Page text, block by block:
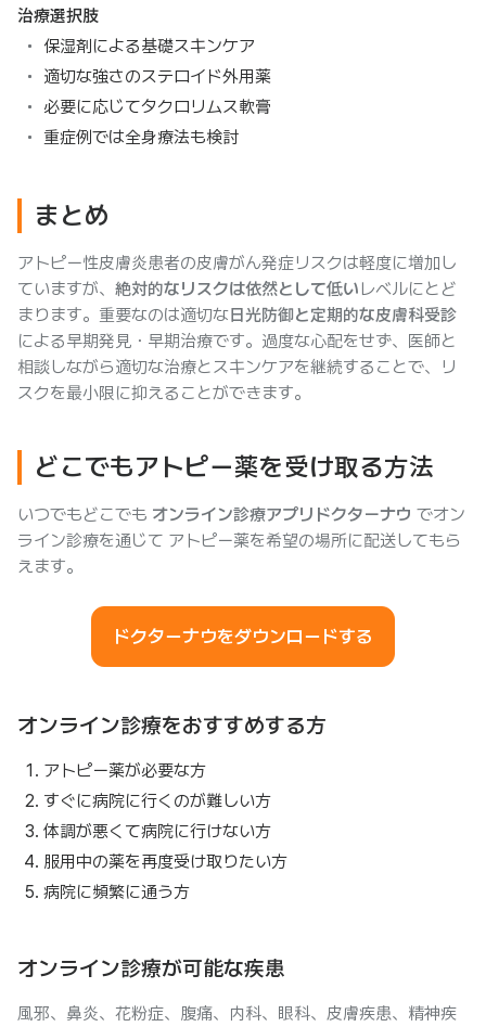
治療選択肢
保湿剤による基礎スキンケア
適切な強さのステロイド外用薬
必要に応じてタクロリムス軟膏
重症例では全身療法も検討
まとめ
アトピー性皮膚炎患者の皮膚がん発症リスクは軽度に増加し
ていますが、 絶対的なリスクは依然として低い レベルにとど
まります。重要なのは適切な日光防御と定期的な皮膚科受診
による早期発見・早期治療です。過度な心配をせず、医師と
相談しながら適切な治療とスキンケアを継続することで、リ
スクを最小限に抑えることができます。
どこでもアトピー薬を受け取る方法
いつでもどこでも オンライン診療アプリドクターナウ でオン
ライン診療を通じて アトピー薬を希望の場所に配送してもら
えます。
ドクターナウをダウンロードする
オンライン診療をおすすめする方
アトピー薬が必要な方
すぐに病院に行くのが難しい方
体調が悪くて病院に行けない方
服用中の薬を再度受け取りたい方
病院に頻繁に通う方
オンライン診療が可能な疾患
風邪、鼻炎、花粉症、腹痛、内科、眼科、皮膚疾患、精神疾